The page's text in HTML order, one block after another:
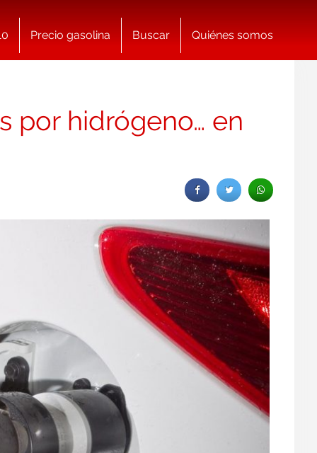
Precio gasolina Buscar Quiénes somos
por hidrógeno… en